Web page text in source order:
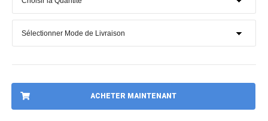
ACHETER MAINTENANT